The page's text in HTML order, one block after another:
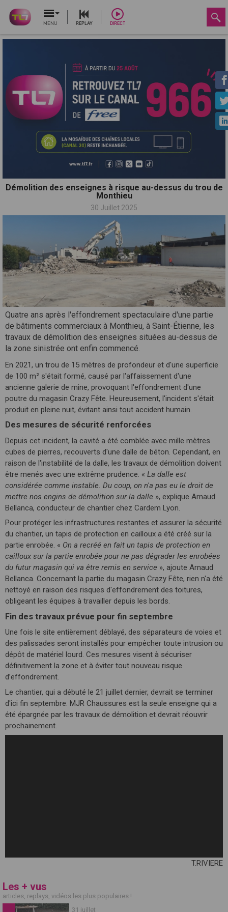
MENU REPLAY DIRECT
Démolition des enseignes à risque au-dessus du trou de
Monthieu
30 Juillet 2025
Quatre ans après l'effondrement spectaculaire d'une partie
de bâtiments commerciaux à Monthieu, à Saint-Étienne, les
travaux de démolition des enseignes situées au-dessus de
la zone sinistrée ont enfin commencé.
En 2021, un trou de 15 mètres de profondeur et d'une superficie
de 100 m² s'était formé, causé par l'affaissement d'une
ancienne galerie de mine, provoquant l'effondrement d'une
poutre du magasin Crazy Fête. Heureusement, l'incident s'était
produit en pleine nuit, évitant ainsi tout accident humain.
Des mesures de sécurité renforcées
Depuis cet incident, la cavité a été comblée avec mille mètres
cubes de pierres, recouverts d'une dalle de béton. Cependant, en
raison de l'instabilité de la dalle, les travaux de démolition doivent
être menés avec une extrême prudence. « La dalle est
considérée comme instable. Du coup, on n'a pas eu le droit de
mettre nos engins de démolition sur la dalle », explique Arnaud
Bellanca, conducteur de chantier chez Cardem Lyon.
Pour protéger les infrastructures restantes et assurer la sécurité
du chantier, un tapis de protection en cailloux a été créé sur la
partie enrobée. « On a recréé en fait un tapis de protection en
cailloux sur la partie enrobée pour ne pas dégrader les enrobées
du futur magasin qui va être remis en service », ajoute Arnaud
Bellanca. Concernant la partie du magasin Crazy Fête, rien n'a été
nettoyé en raison des risques d'effondrement des toitures,
obligeant les équipes à travailler depuis les bords.
Fin des travaux prévue pour fin septembre
Une fois le site entièrement déblayé, des séparateurs de voies et
des palissades seront installés pour empêcher toute intrusion ou
dépôt de matériel lourd. Ces mesures visent à sécuriser
définitivement la zone et à éviter tout nouveau risque
d’effondrement.
Le chantier, qui a débuté le 21 juillet dernier, devrait se terminer
d'ici fin septembre. MJR Chaussures est la seule enseigne qui a
été épargnée par les travaux de démolition et devrait réouvrir
prochainement.
T.RIVIERE
Les + vus
articles, replays, vidéos les plus populaires !
31 juillet